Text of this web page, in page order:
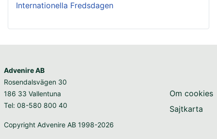
Internationella Fredsdagen
Advenire AB
Rosendalsvägen 30
186 33 Vallentuna
Tel: 08-580 800 40
Copyright Advenire AB 1998-2026
Om cookies
Sajtkarta